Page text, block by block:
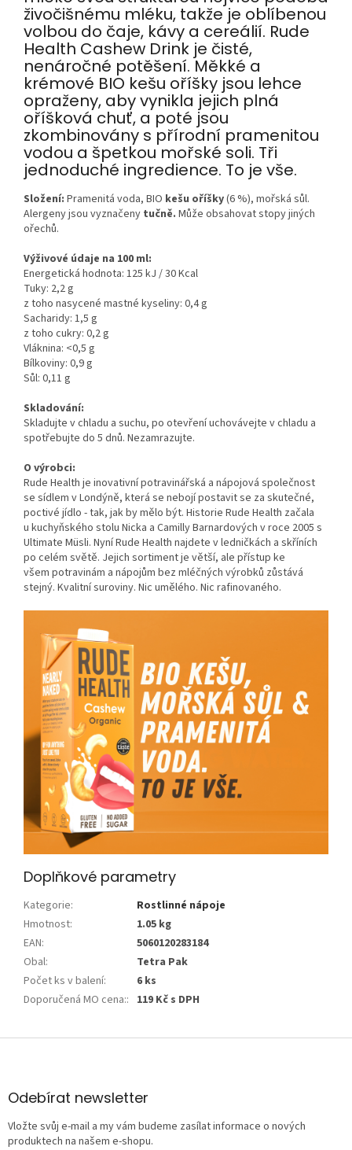
živočišnému mléku, takže je oblíbenou
volbou do čaje, kávy a cereálií. Rude
Health Cashew Drink je čisté,
nenáročné potěšení. Měkké a
krémové BIO kešu oříšky jsou lehce
opraženy, aby vynikla jejich plná
oříšková chuť, a poté jsou
zkombinovány s přírodní pramenitou
vodou a špetkou mořské soli. Tři
jednoduché ingredience. To je vše.
Složení: Pramenitá voda, BIO kešu oříšky(6 %), mořská sůl.
Alergeny jsou vyznačeny tučně. Může obsahovat stopy jiných
ořechů.
Výživové údaje na 100 ml:
Energetická hodnota: 125 kJ / 30 Kcal
Tuky: 2,2 g
z toho nasycené mastné kyseliny: 0,4 g
Sacharidy: 1,5 g
z toho cukry: 0,2 g
Vláknina: <0,5 g
Bílkoviny: 0,9 g
Sůl: 0,11 g
Skladování:
Skladujte v chladu a suchu, po otevření uchovávejte v chladu a
spotřebujte do 5 dnů. Nezamrazujte.
O výrobci:
Rude Health je inovativní potravinářská a nápojová společnost
se sídlem v Londýně, která se nebojí postavit se za skutečné,
poctivé jídlo - tak, jak by mělo být. Historie Rude Health začala
u kuchyňského stolu Nicka a Camilly Barnardových v roce 2005 s
Ultimate Müsli. Nyní Rude Health najdete v ledničkách a skříních
po celém světě. Jejich sortiment je větší, ale přístup ke
všem potravinám a nápojům bez mléčných výrobků zůstává
stejný. Kvalitní suroviny. Nic umělého. Nic rafinovaného.
Doplňkové parametry
Kategorie:
Rostlinné nápoje
Hmotnost:
1.05 kg
EAN:
5060120283184
Obal:
Tetra Pak
Počet ks v balení:
6 ks
Doporučená MO cena:: 119 Kč s DPH
Z
aOdebírat newsletter
Vložte svůj e-mail a my vám budeme zasílat informace o nových
produktech na našem e-shopu.